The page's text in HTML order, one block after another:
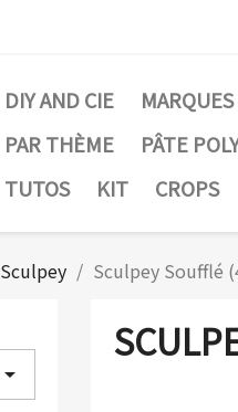
DIY AND CIE
PAR THÈME
PÂTE
TUTOS
KIT CROPS
Sculpey Sculpey Soufflé
arrow_drop_down